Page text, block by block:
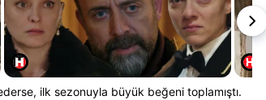
ilk sezonuyla büyük beğeni toplamıştı.